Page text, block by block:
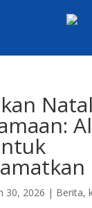
30, 2026 | Berita,